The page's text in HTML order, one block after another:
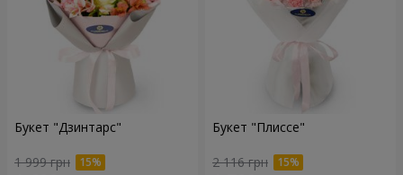
Букет "Дзинтарс"
1 999 грн
Букет "Плиссе"
2 116 грн